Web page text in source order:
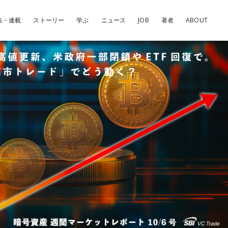
・連載 ストーリー 学ぶ ニュース JOB 著者 ABOUT